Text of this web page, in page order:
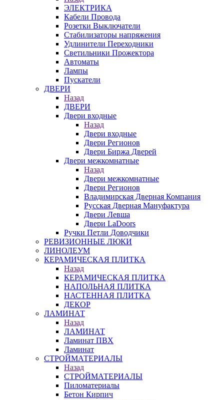
ЭЛЕКТРИКА
Кабели Провода
Розетки Выключатели
Стабилизаторы напряжения
Удлинители Переходники
Светильники Прожектора
Автоматы
Лампы
Пускатели
ДВЕРИ
Назад
ДВЕРИ
Двери входные
Назад
Двери входные
Двери Регионов
Двери Биржа Дверей
Двери межкомнатные
Назад
Двери межкомнатные
Двери Регионов
Владимирская Дверная Компания
Русская Дверная Мануфактура
Двери Левша
Двери LaDoors
Ручки Петли Доводчики
РЕВИЗИОННЫЕ ЛЮКИ
ЛИНОЛЕУМ
КЕРАМИЧЕСКАЯ ПЛИТКА
Назад
КЕРАМИЧЕСКАЯ ПЛИТКА
НАПОЛЬНАЯ ПЛИТКА
НАСТЕННАЯ ПЛИТКА
ДЕКОР
ЛАМИНАТ
Назад
ЛАМИНАТ
Ламинат ПВХ
Ламинат
СТРОЙМАТЕРИАЛЫ
Назад
СТРОЙМАТЕРИАЛЫ
Пиломатериалы
Бетон Кирпич